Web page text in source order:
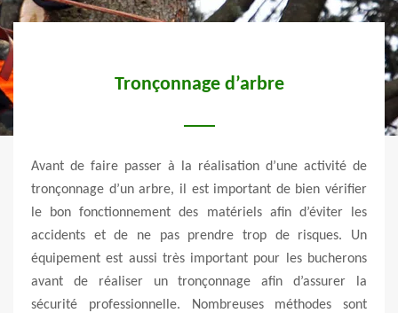
Tronçonnage d’arbre
Avant de faire passer à la réalisation d’une activité de
tronçonnage d’un arbre, il est important de bien vérifier
le bon fonctionnement des matériels afin d’éviter les
accidents et de ne pas prendre trop de risques. Un
équipement est aussi très important pour les bucherons
avant de réaliser un tronçonnage afin d’assurer la
sécurité professionnelle. Nombreuses méthodes sont